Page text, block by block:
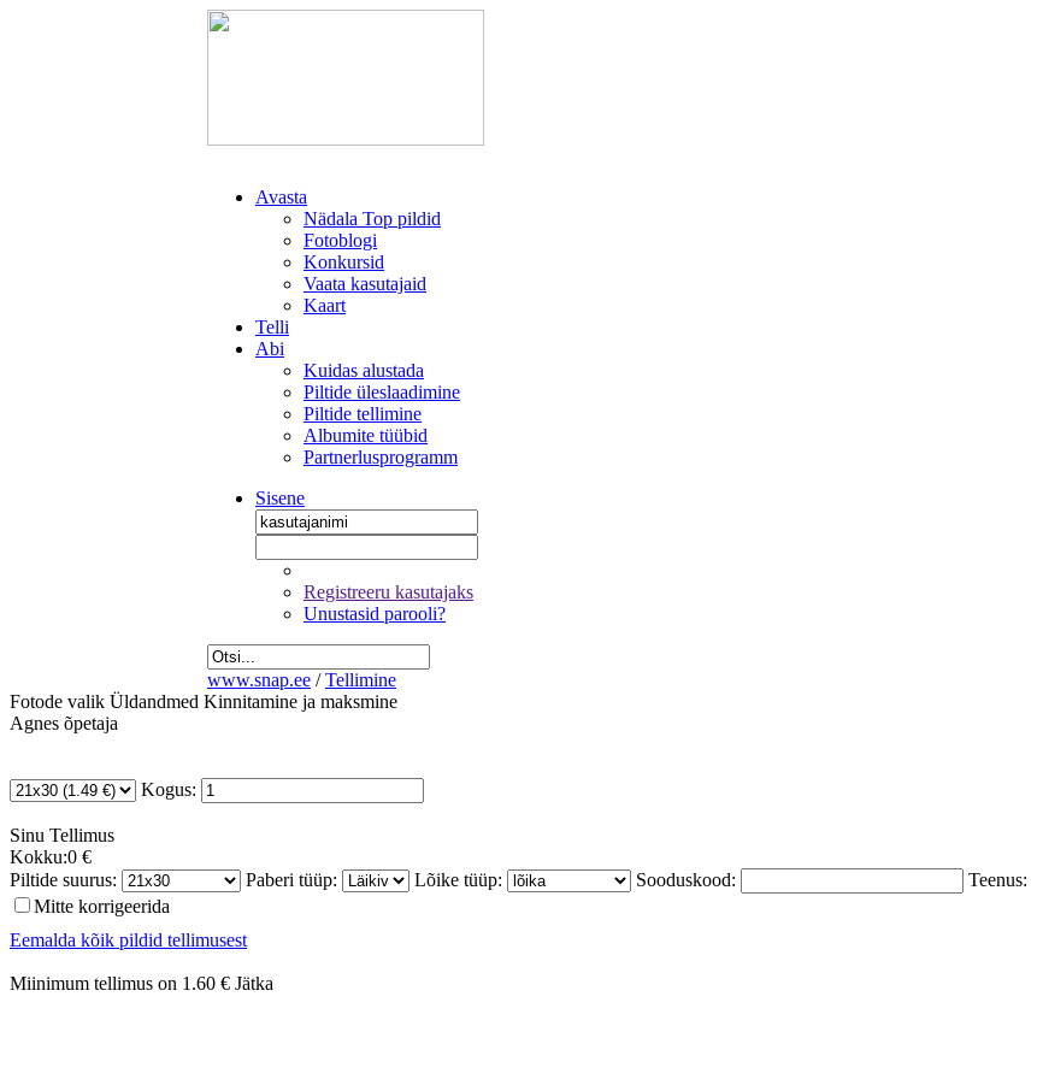
Avasta
Nädala Top pildid
Fotoblogi
Konkursid
Vaata kasutajaid
Kaart
Telli
Abi
Kuidas alustada
Piltide üleslaadimine
Piltide tellimine
Albumite tüübid
Partnerlusprogramm
Sisene
Registreeru kasutajaks
Unustasid parooli?
www.snap.ee / Tellimine
Fotode valik Üldandmed Kinnitamine ja maksmine
Agnes õpetaja
Kogus:
Sinu Tellimus
Kokku:0 €
Piltide suurus:
Paberi tüüp: Lõike tüüp: Sooduskood:
Teenus:
Mitte korrigeerida
Eemalda kõik pildid tellimusest
Miinimum tellimus on 1.60 € Jätka